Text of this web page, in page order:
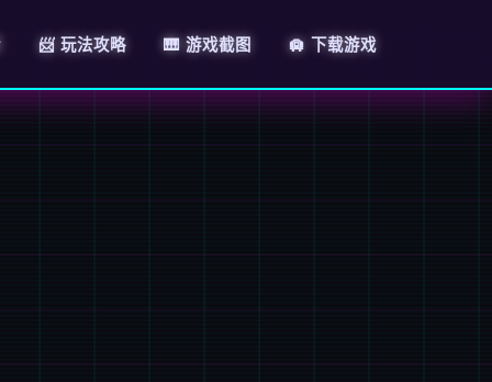
📨 玩法攻略 🎹 游戏截图 🛄 下载游戏